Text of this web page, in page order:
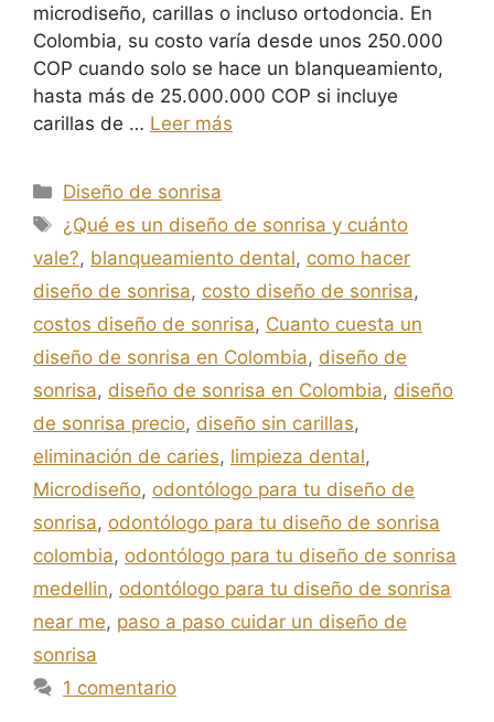
microdiseño, carillas o incluso ortodoncia. En
Colombia, su costo varía desde unos 250.000
COP cuando solo se hace un blanqueamiento,
hasta más de 25.000.000 COP si incluye
carillas de … Leer más
Diseño de sonrisa
¿Qué es un diseño de sonrisa y cuánto
vale?, blanqueamiento dental, como hacer
diseño de sonrisa, costo diseño de sonrisa,
costos diseño de sonrisa, Cuanto cuesta un
diseño de sonrisa en Colombia, diseño de
sonrisa, diseño de sonrisa en Colombia, diseño
de sonrisa precio, diseño sin carillas,
eliminación de caries, limpieza dental,
Microdiseño, odontólogo para tu diseño de
sonrisa, odontólogo para tu diseño de sonrisa
colombia, odontólogo para tu diseño de sonrisa
medellin, odontólogo para tu diseño de sonrisa
near me, paso a paso cuidar un diseño de
sonrisa
1 comentario